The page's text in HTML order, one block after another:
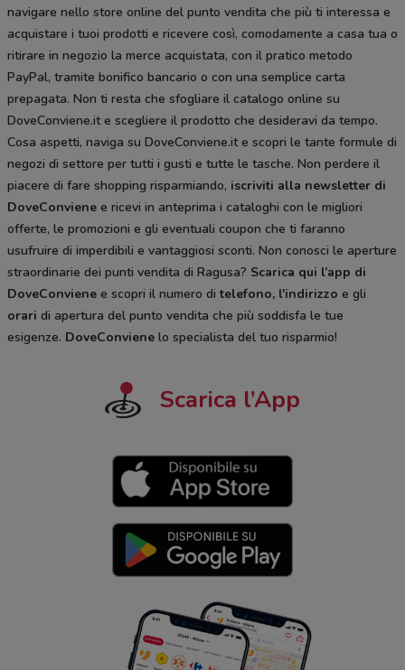
navigare nello store online del punto vendita che più ti interessa e
acquistare i tuoi prodotti e ricevere così, comodamente a casa tua o
ritirare in negozio la merce acquistata, con il pratico metodo
PayPal, tramite bonifico bancario o con una semplice carta
prepagata. Non ti resta che sfogliare il catalogo online su
DoveConviene.it e scegliere il prodotto che desideravi da tempo.
Cosa aspetti, naviga su DoveConviene.it e scopri le tante formule di
negozi di settore per tutti i gusti e tutte le tasche. Non perdere il
piacere di fare shopping risparmiando, iscriviti alla newsletter di
DoveConviene e ricevi in anteprima i cataloghi con le migliori
offerte, le promozioni e gli eventuali coupon che ti faranno
usufruire di imperdibili e vantaggiosi sconti. Non conosci le aperture
straordinarie dei punti vendita di Ragusa? Scarica qui l’app di
DoveConviene e scopri il numero ditelefono, l'indirizzo e gli
orari di apertura del punto vendita che più soddisfa le tue
esigenze. DoveConviene lo specialista del tuo risparmio!
Scarica l’App